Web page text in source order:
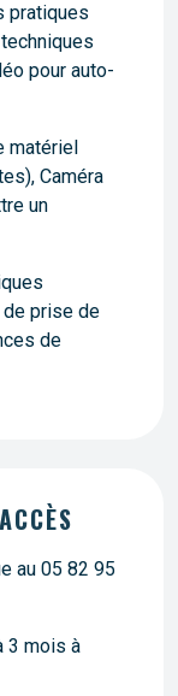
pratiques
pour auto-
matériel
Caméra
un
de prise de
de
au 05 82 95
3 mois à